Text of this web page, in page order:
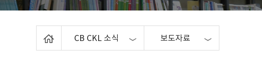
CB CKL 소식 보도자료